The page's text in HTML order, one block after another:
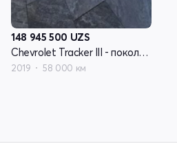
148 945 500 UZS
Chevrolet Tracker III - поколение рестайлинг
2019 58 000 км